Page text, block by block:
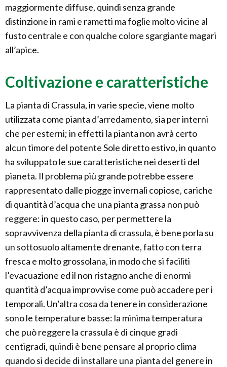
maggiormente diffuse, quindi senza grande
distinzione in rami e rametti ma foglie molto vicine al
fusto centrale e con qualche colore sgargiante magari
all’apice.
Coltivazione e caratteristiche
La pianta di Crassula, in varie specie, viene molto
utilizzata come pianta d’arredamento, sia per interni
che per esterni; in effetti la pianta non avrà certo
alcun timore del potente Sole diretto estivo, in quanto
ha sviluppato le sue caratteristiche nei deserti del
pianeta. Il problema più grande potrebbe essere
rappresentato dalle piogge invernali copiose, cariche
di quantità d’acqua che una pianta grassa non può
reggere: in questo caso, per permettere la
sopravvivenza della pianta di crassula, è bene porla su
un sottosuolo altamente drenante, fatto con terra
fresca e molto grossolana, in modo che si faciliti
l’evacuazione ed il non ristagno anche di enormi
quantità d’acqua improvvise come può accadere per i
temporali. Un’altra cosa da tenere in considerazione
sono le temperature basse: la minima temperatura
che può reggere la crassula è di cinque gradi
centigradi, quindi è bene pensare al proprio clima
quando si decide di installare una pianta del genere in